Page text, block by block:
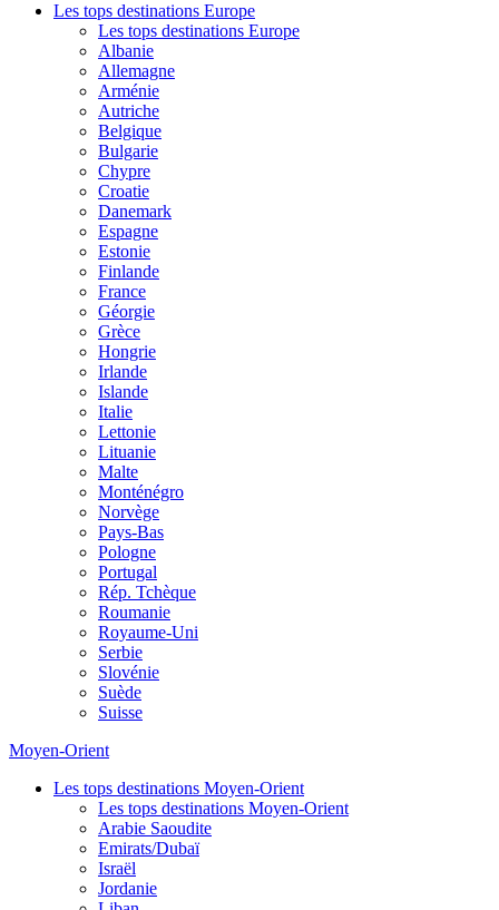
Les tops destinations Europe
Les tops destinations Europe
Albanie
Allemagne
Arménie
Autriche
Belgique
Bulgarie
Chypre
Croatie
Danemark
Espagne
Estonie
Finlande
France
Géorgie
Grèce
Hongrie
Irlande
Islande
Italie
Lettonie
Lituanie
Malte
Monténégro
Norvège
Pays-Bas
Pologne
Portugal
Rép. Tchèque
Roumanie
Royaume-Uni
Serbie
Slovénie
Suède
Suisse
Moyen-Orient
Les tops destinations Moyen-Orient
Les tops destinations Moyen-Orient
Arabie Saoudite
Emirats/Dubaï
Israël
Jordanie